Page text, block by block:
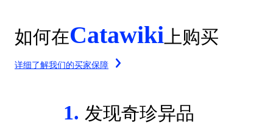
如何在Catawiki 上购买
详细了解我们的买家保障
1. 发现奇珍异品